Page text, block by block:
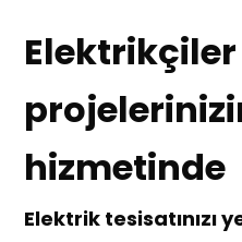
Elektrikçiler
hizmetinde
Elektrik tesisatınızı